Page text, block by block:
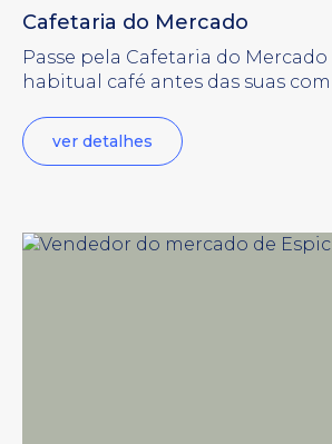
Cafetaria do Mercado
Passe pela Cafetaria do
habitual café antes das suas
ver detalhes